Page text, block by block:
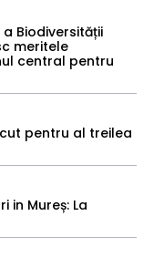
Biodiversității
meritele
central pentru
pentru al treilea
in Mureș: La